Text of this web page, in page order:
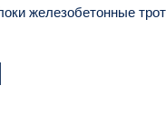
железобетонные